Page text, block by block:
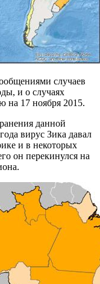
случаев
и о случаях
на 17 ноября 2015.
данной
вирус Зика давал
и в некоторых
он перекинулся на